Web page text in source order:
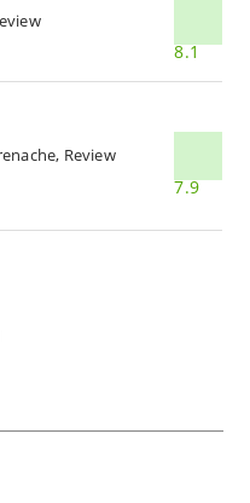
8.1
Review
7.9